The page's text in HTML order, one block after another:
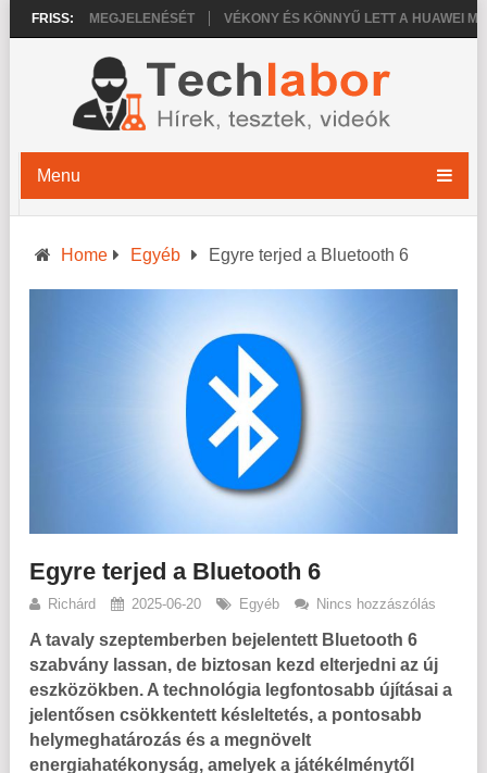
FRISS:
18 PRO MEGJELENÉSÉT VÉKONY ÉS KÖNNYŰ LETT A HUAWEI
Menu
Home Egyéb Egyre terjed a Bluetooth 6
Egyre terjed a Bluetooth 6
Richárd 2025-06-20 Egyéb Nincs hozzászólás
A tavaly szeptemberben bejelentett Bluetooth 6
szabvány lassan, de biztosan kezd elterjedni az új
eszközökben. A technológia legfontosabb újításai a
jelentősen csökkentett késleltetés, a pontosabb
helymeghatározás és a megnövelt
energiahatékonyság, amelyek a játékélménytől